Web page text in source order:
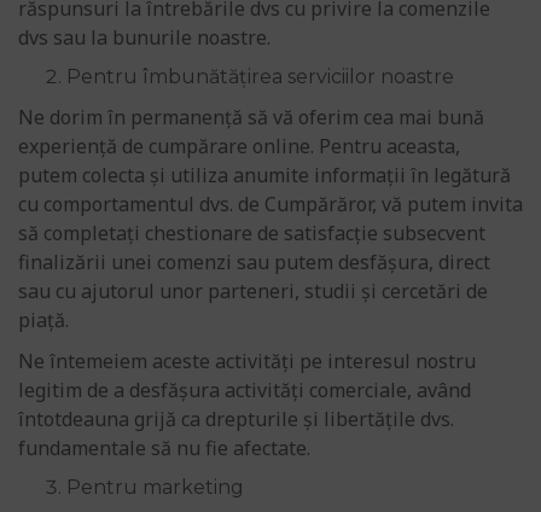
răspunsuri la întrebările dvs cu privire la comenzile
dvs sau la bunurile noastre.
Pentru îmbunătățirea serviciilor noastre
Ne dorim în permanență să vă oferim cea mai bună
experiență de cumpărare online. Pentru aceasta,
putem colecta și utiliza anumite informații în legătură
cu comportamentul dvs. de Cumpărăror, vă putem invita
să completați chestionare de satisfacție subsecvent
finalizării unei comenzi sau putem desfășura, direct
sau cu ajutorul unor parteneri, studii și cercetări de
piață.
Ne întemeiem aceste activități pe interesul nostru
legitim de a desfășura activități comerciale, având
întotdeauna grijă ca drepturile și libertățile dvs.
fundamentale să nu fie afectate.
Pentru marketing